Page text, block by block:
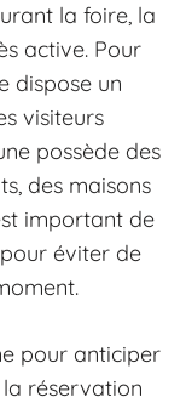
la foire, la
active. Pour
dispose un
visiteurs
possède des
des maisons
important de
éviter de
pour anticiper
réservation